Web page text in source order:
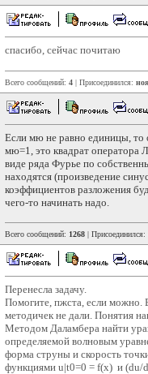
спасибо, сейчас почитаю
Всего сообщений: 4 | Присоединился:
Если мю не равно единицы, то
мю=1, это квадрат оператора
виде ряда Фурье по
находятся (произведение
коэффициентов разложения
чего-то начинать надо.
Всего сообщений: 1268 | Присоединился:
Перенесла задачу.
Помогите, пжста, если можно.
методичек не дали. Понятия
Методом Даламбера найти
определяемой волновым
форма струны и скорость
функциями u|t0=0 = f(x) и (du/